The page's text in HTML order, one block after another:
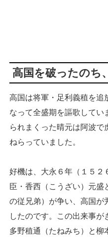
高国を破ったのち
高国は将軍・足利義稙を追
なって全盛期を謳歌してい
られまくった晴元は阿波で
ねらっていました。
好機は、大永６年（１５２
臣・香西（こうざい）元盛
の従兄弟）が争い、高国が
したのです。この出来事
多野稙通（たねみち）と柳